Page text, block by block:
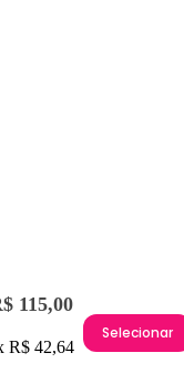
115,00
R$ 42,64
Selecionar